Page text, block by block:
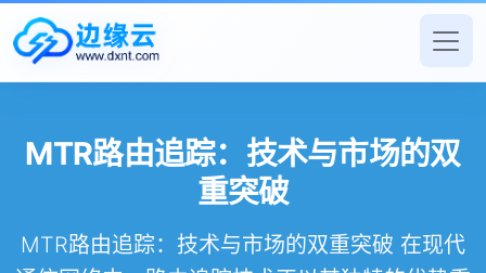
MTR路由追踪：技术与市场的双
重突破
MTR路由追踪：技术与市场的双重突破 在现代